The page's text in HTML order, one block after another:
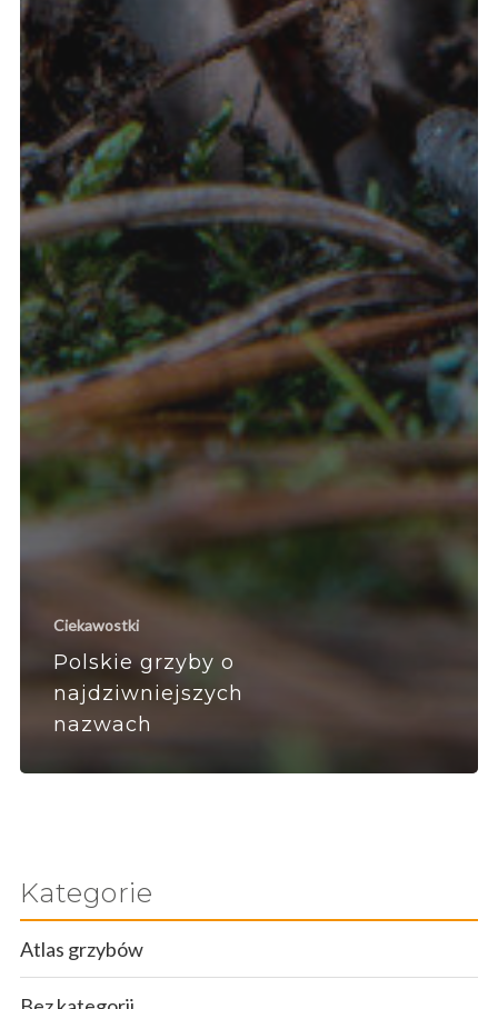
Ciekawostki
Polskie grzyby o
najdziwniejszych
nazwach
Kategorie
Atlas grzybów